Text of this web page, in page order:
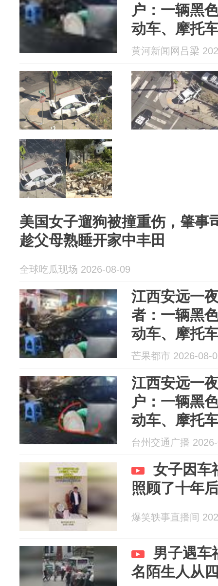
户：一辆黑
动车、摩托
黄河新闻网吕梁
美国女子遛狗被撞重伤，肇事
趁父母熟睡开家中丰田
全球吃瓜现场 2026-08-09
江西安远一
者：一辆黑
动车、摩托
坐车里；交
是轻微伤
芒果都市 2026-08-
江西安远一
户：一辆黑
动车、摩托
司机一直坐
送医，均是
台州交通广播
女子因车
照顾了十年
爆笑轶事直播间
男子遇车
名陌生人从